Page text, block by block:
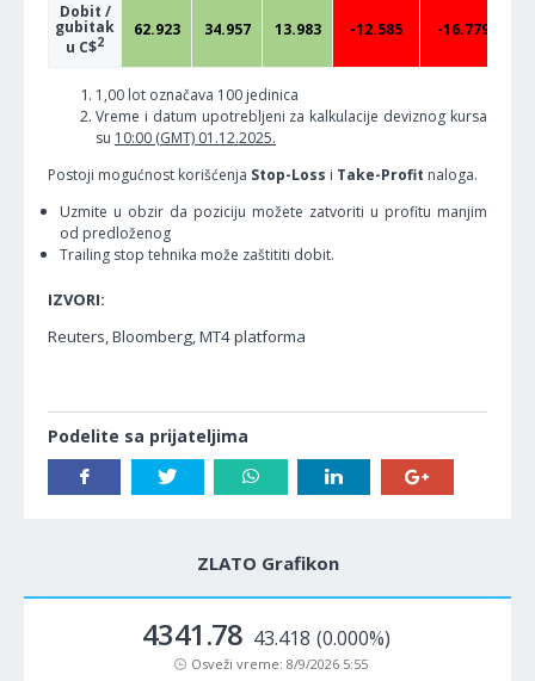
Dobit /
gubitak
u C$2
62.923 34.957 13.983 -12.585 -16.779
1,00 lot označava 100 jedinica
Vreme i datum upotrebljeni za kalkulacije deviznog kursa
su 10:00 (GMT) 01.12.2025.
Postoji mogućnost korišćenja Stop-Loss i Take-Profit naloga.
Uzmite u obzir da poziciju možete zatvoriti u profitu manjim
od predloženog
Trailing stop tehnika može zaštititi dobit.
IZVORI:
Reuters, Bloomberg, MT4 platforma
Podelite sa prijateljima
ZLATO Grafikon
4341.78 43.418 (0.000%)
Osveži vreme: 8/9/2026 5:55